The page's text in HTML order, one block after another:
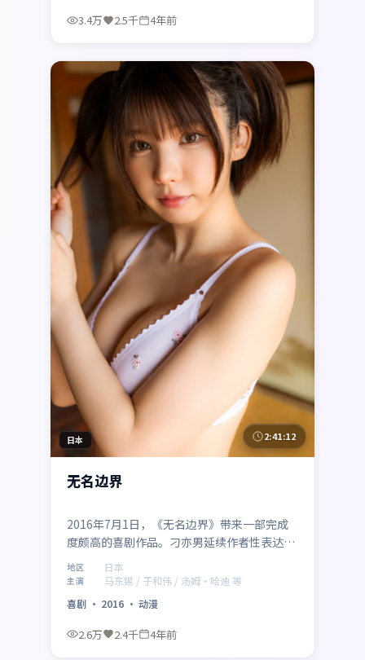
3.4万 2.5千 4年前
最新
日本 2:41:12
无名边界
2016年7月1日，《无名边界》带来一部完成
度颇高的喜剧作品。刁亦男延续作者性表达，
马东锡、于和伟、汤姆·哈迪、全智贤、河正
宇、张译在群像中各据立场，冲突升级自然。
制作来自日本，适合偏好社会议题与类型融合
的影迷。
地区 日本
主演
马东锡 / 于和伟 / 汤姆·哈迪 等
喜剧 · 2016 · 动漫
2.6万 2.4千 4年前